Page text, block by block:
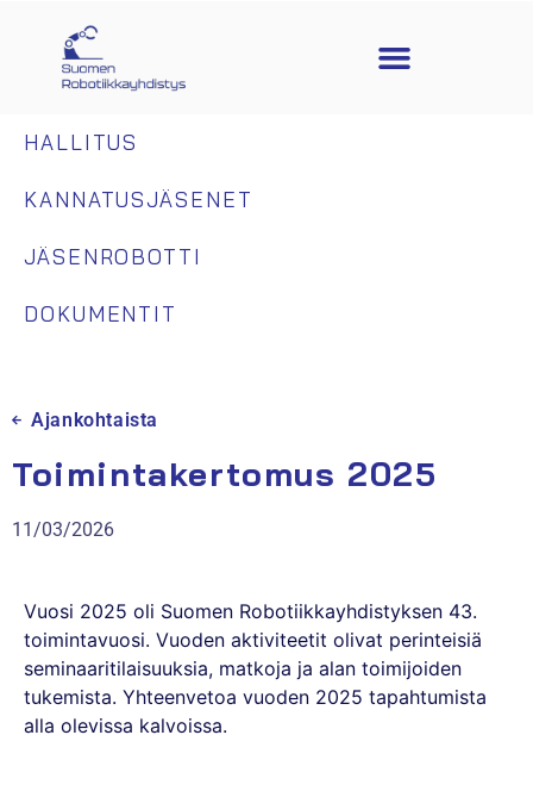
HALLITUS
KANNATUSJÄSENET
JÄSENROBOTTI
DOKUMENTIT
Ajankohtaista
Toimintakertomus 2025
11/03/2026
Vuosi 2025 oli Suomen Robotiikkayhdistyksen 43.
toimintavuosi. Vuoden aktiviteetit olivat perinteisiä
seminaaritilaisuuksia, matkoja ja alan toimijoiden
tukemista. Yhteenvetoa vuoden 2025 tapahtumista
alla olevissa kalvoissa.